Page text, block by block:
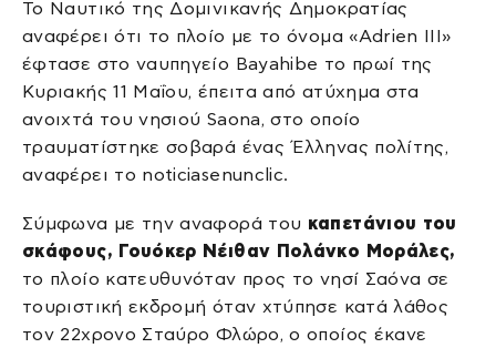
Το Ναυτικό της Δομινικανής Δημοκρατίας
αναφέρει ότι το πλοίο με το όνομα «Adrien III»
έφτασε στο ναυπηγείο Bayahibe το πρωί της
Κυριακής 11 Μαΐου, έπειτα από ατύχημα στα
ανοιχτά του νησιού Saona, στο οποίο
τραυματίστηκε σοβαρά ένας Έλληνας πολίτης,
αναφέρει το noticiasenunclic.
Σύμφωνα με την αναφορά του καπετάνιου του
σκάφους, Γουόκερ Νέιθαν Πολάνκο Μοράλες,
το πλοίο κατευθυνόταν προς το νησί Σαόνα σε
τουριστική εκδρομή όταν χτύπησε κατά λάθος
τον 22χρονο Σταύρο Φλώρο, ο οποίος έκανε